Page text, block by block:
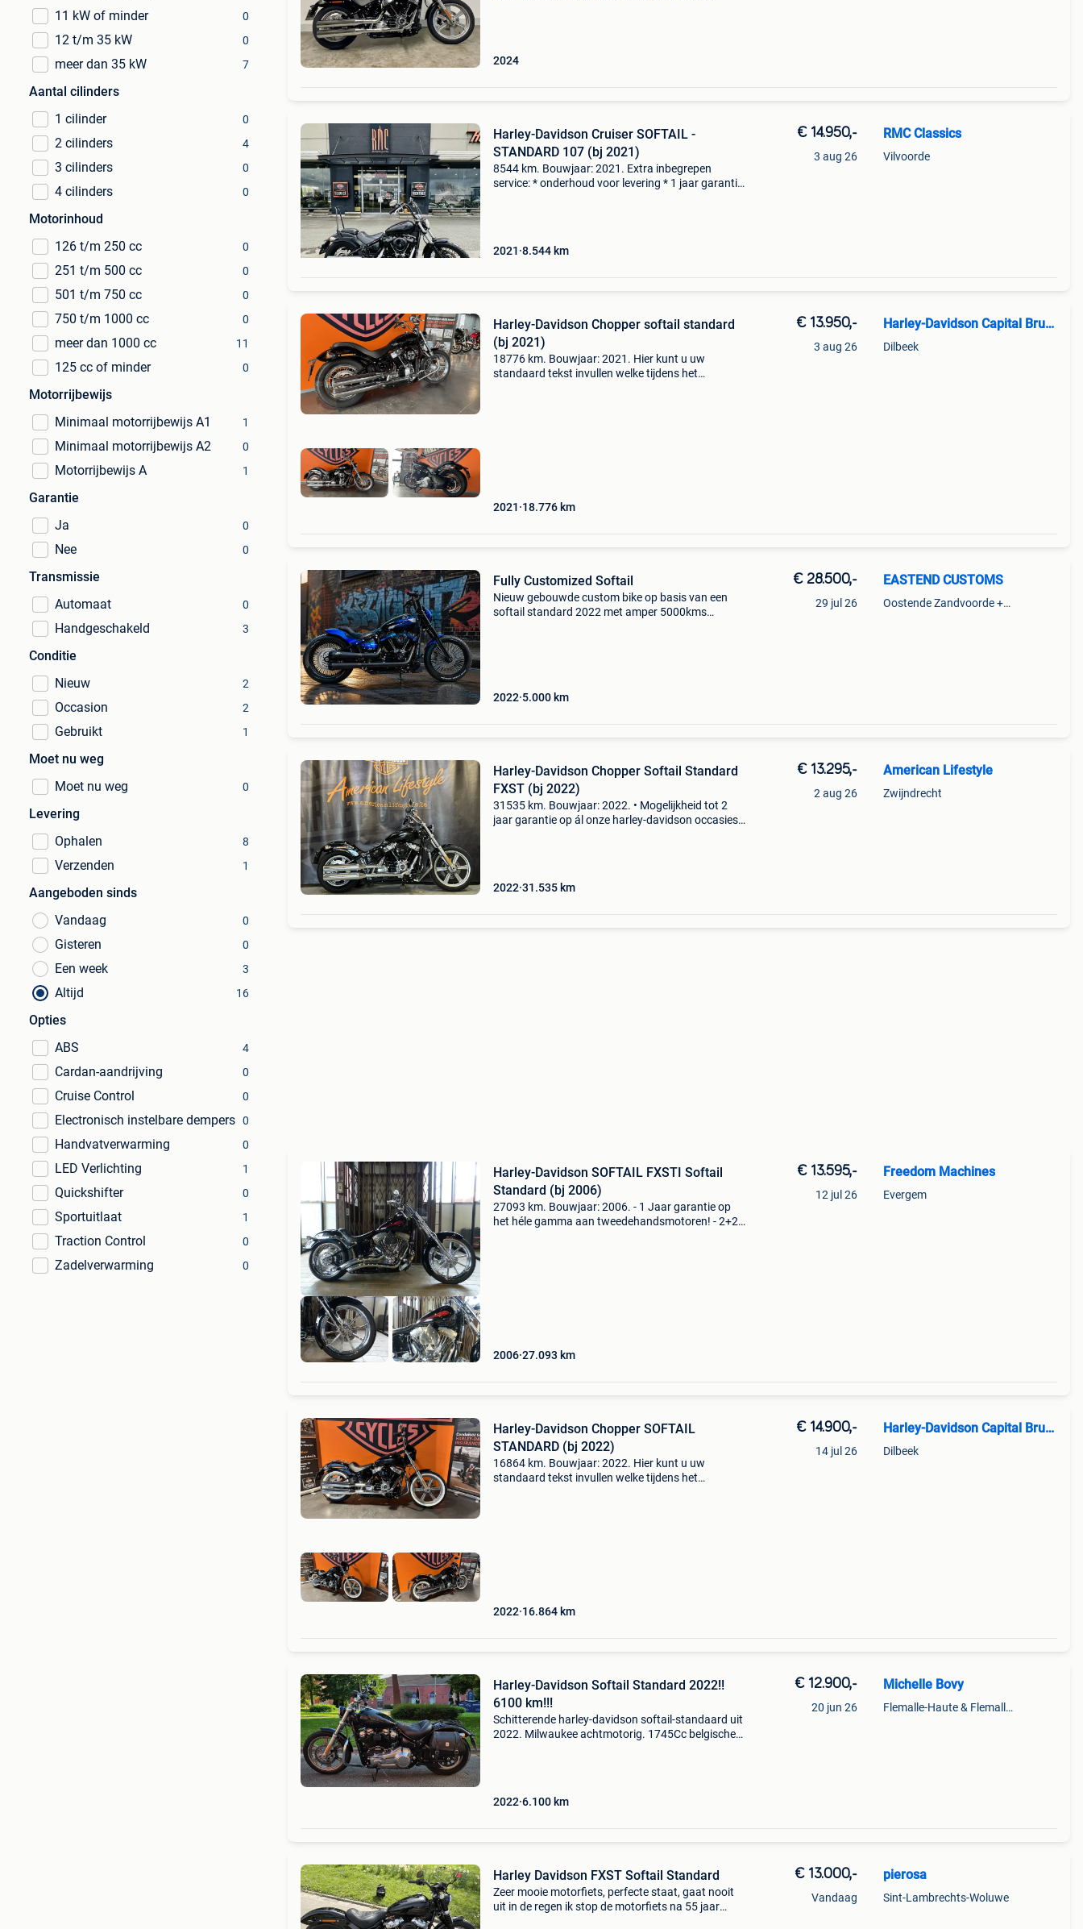
11 kW of minder
0
12 t/m 35 kW 0
meer dan 35 kW 7
Aantal cilinders
1 cilinder
0
2 cilinders 4
3 cilinders 0
4 cilinders 0
Motorinhoud
126 t/m 250 cc
0
251 t/m 500 cc 0
501 t/m 750 cc 0
750 t/m 1000 cc 0
meer dan 1000 cc 11
125 cc of minder 0
Motorrijbewijs
Minimaal motorrijbewijs A1
1
Minimaal motorrijbewijs A2 0
Motorrijbewijs A 1
Garantie
Ja
0
Nee 0
Transmissie
Automaat
0
Handgeschakeld 3
Conditie
Nieuw
2
Occasion 2
Gebruikt 1
Moet nu weg
Moet nu weg
0
Levering
Ophalen
8
Verzenden 1
Aangeboden sinds
Vandaag
0
Gisteren 0
Een week 3
Altijd 16
Opties
ABS
4
Cardan-aandrijving 0
Cruise Control 0
Electronisch instelbare dempers 0
Handvatverwarming 0
LED Verlichting 1
Quickshifter 0
Sportuitlaat 1
Traction Control 0
Zadelverwarming 0
2024
Harley-Davidson Cruiser SOFTAIL -
STANDARD 107 (bj 2021)
8544 km. Bouwjaar: 2021. Extra inbegrepen
service: * onderhoud voor levering * 1 jaar garantie
2021 8.544 km
€ 14.950,-
3 aug 26
RMC Classics
Vilvoorde
Harley-Davidson Chopper softail standard
(bj 2021)
18776 km. Bouwjaar: 2021. Hier kunt u uw
standaard tekst invullen welke tijdens het
2021 18.776 km
€ 13.950,-
3 aug 26
Harley-Davidson Capital Brussels
Dilbeek
Fully Customized Softail
Nieuw gebouwde custom bike op basis van een
softail standard 2022 met amper 5000kms
2022 5.000 km
€ 28.500,-
29 jul 26
EASTEND CUSTOMS
Oostende Zandvoorde +Oostende
Harley-Davidson Chopper Softail Standard
FXST (bj 2022)
31535 km. Bouwjaar: 2022. • Mogelijkheid tot 2
jaar garantie op ál onze harley-davidson occasies
2022 31.535 km
€ 13.295,-
2 aug 26
American Lifestyle
Zwijndrecht
Harley-Davidson SOFTAIL FXSTI Softail
Standard (bj 2006)
27093 km. Bouwjaar: 2006. - 1 Jaar garantie op
het héle gamma aan tweedehandsmotoren! - 2+2
2006 27.093 km
€ 13.595,-
12 jul 26
Freedom Machines
Evergem
Harley-Davidson Chopper SOFTAIL
STANDARD (bj 2022)
16864 km. Bouwjaar: 2022. Hier kunt u uw
standaard tekst invullen welke tijdens het
2022 16.864 km
€ 14.900,-
14 jul 26
Harley-Davidson Capital Brussels
Dilbeek
Harley-Davidson Softail Standard 2022!!
6100 km!!!
Schitterende harley-davidson softail-standaard uit
2022. Milwaukee achtmotorig. 1745Cc belgische
2022 6.100 km
€ 12.900,-
20 jun 26
Michelle Bovy
Flemalle-Haute & Flemalle- Grande & Partie Awirs
Harley Davidson FXST Softail Standard
Zeer mooie motorfiets, perfecte staat, gaat nooit
uit in de regen ik stop de motorfiets na 55 jaar
€ 13.000,-
Vandaag
pierosa
Sint-Lambrechts-Woluwe